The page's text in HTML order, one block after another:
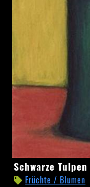
Schwarze
Tulpen
Schwarze Tulpen
Früchte / Blumen